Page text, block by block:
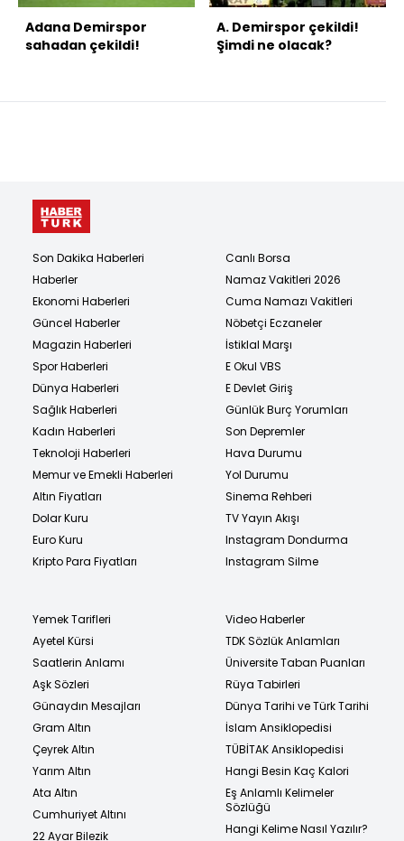
Adana Demirspor
sahadan çekildi!
A. Demirspor çekildi!
Şimdi ne olacak?
Son Dakika Haberleri
Haberler
Ekonomi Haberleri
Güncel Haberler
Magazin Haberleri
Spor Haberleri
Dünya Haberleri
Sağlık Haberleri
Kadın Haberleri
Teknoloji Haberleri
Memur ve Emekli Haberleri
Altın Fiyatları
Dolar Kuru
Euro Kuru
Kripto Para Fiyatları
Canlı Borsa
Namaz Vakitleri 2026
Cuma Namazı Vakitleri
Nöbetçi Eczaneler
İstiklal Marşı
E Okul VBS
E Devlet Giriş
Günlük Burç Yorumları
Son Depremler
Hava Durumu
Yol Durumu
Sinema Rehberi
TV Yayın Akışı
Instagram Dondurma
Instagram Silme
Yemek Tarifleri
Ayetel Kürsi
Saatlerin Anlamı
Aşk Sözleri
Günaydın Mesajları
Gram Altın
Çeyrek Altın
Yarım Altın
Ata Altın
Cumhuriyet Altını
22 Ayar Bilezik
Video Haberler
TDK Sözlük Anlamları
Üniversite Taban Puanları
Rüya Tabirleri
Dünya Tarihi ve Türk Tarihi
İslam Ansiklopedisi
TÜBİTAK Ansiklopedisi
Hangi Besin Kaç Kalori
Eş Anlamlı Kelimeler
Sözlüğü
Hangi Kelime Nasıl Yazılır?